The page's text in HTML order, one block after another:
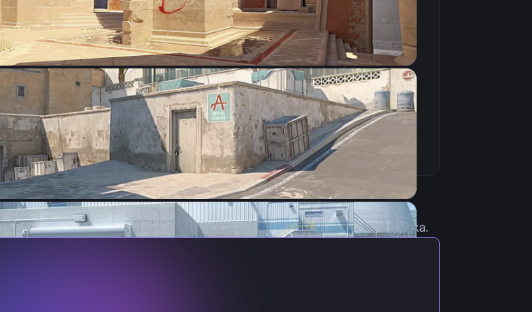
me3Mf-RnDYV-SwTZF-EXuaP-TA7yD
Скопировать
чтобы вы могли играть с актуальными настройками игрока.